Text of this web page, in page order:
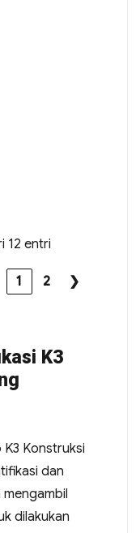
12 entri
1 2 ❯
K3
Konstruksi
dan
dilakukan